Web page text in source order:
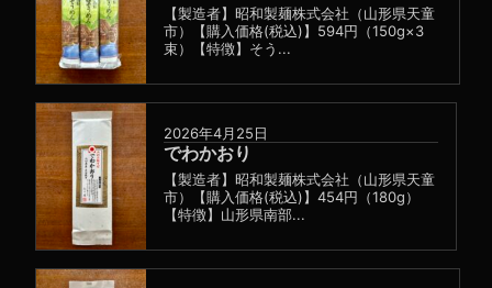
【製造者】昭和製麺株式会社（山形県天童
市）【購入価格(税込)】594円（150g×3
束）【特徴】そう...
2026年4月25日
でわかおり
【製造者】昭和製麺株式会社（山形県天童
市）【購入価格(税込)】454円（180g）
【特徴】山形県南部...